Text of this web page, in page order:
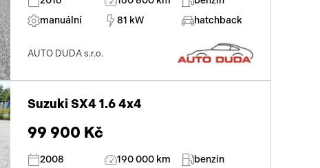
manuální
81 kW hatchback
AUTO DUDA s.r.o.
Suzuki SX4 1.6 4x4
99 900 Kč
2008 190 000 km
benzin